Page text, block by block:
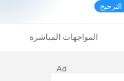
المواجهات المباشرة
Ad